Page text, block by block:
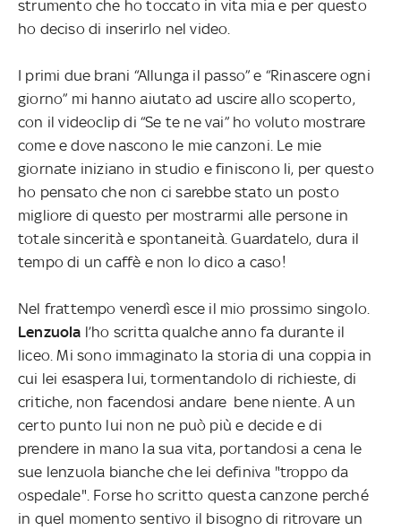
strumento che ho toccato in vita mia e per questo
ho deciso di inserirlo nel video.
I primi due brani “Allunga il passo” e “Rinascere ogni
giorno” mi hanno aiutato ad uscire allo scoperto,
con il videoclip di “Se te ne vai” ho voluto mostrare
come e dove nascono le mie canzoni. Le mie
giornate iniziano in studio e finiscono li, per questo
ho pensato che non ci sarebbe stato un posto
migliore di questo per mostrarmi alle persone in
totale sincerità e spontaneità. Guardatelo, dura il
tempo di un caffè e non lo dico a caso!
Nel frattempo venerdì esce il mio prossimo singolo.
Lenzuola l’ho scritta qualche anno fa durante il
liceo. Mi sono immaginato la storia di una coppia in
cui lei esaspera lui, tormentandolo di richieste, di
critiche, non facendosi andare bene niente. A un
certo punto lui non ne può più e decide e di
prendere in mano la sua vita, portandosi a cena le
sue lenzuola bianche che lei definiva "troppo da
ospedale". Forse ho scritto questa canzone perché
in quel momento sentivo il bisogno di ritrovare un